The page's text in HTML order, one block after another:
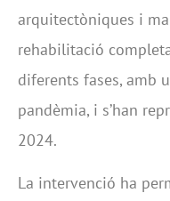
arquitectòniques i
rehabilitació
diferents fases, amb
pandèmia, i s’han
2024.
La intervenció ha